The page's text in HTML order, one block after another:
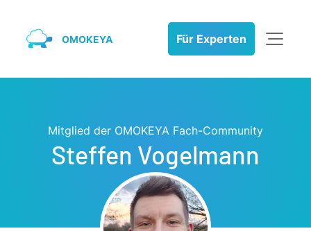
OMOKEYA Für Experten
Mitglied der OMOKEYA Fach-Community
Steffen Vogelmann